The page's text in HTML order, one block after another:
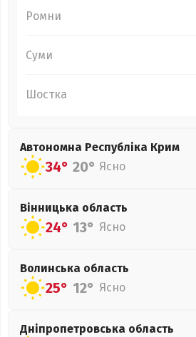
Ромни
Суми
Шостка
Автономна Республіка Крим
34° 20° Ясно
Вінницька область
24° 13° Ясно
Волинська область
25° 12° Ясно
Дніпропетровська область